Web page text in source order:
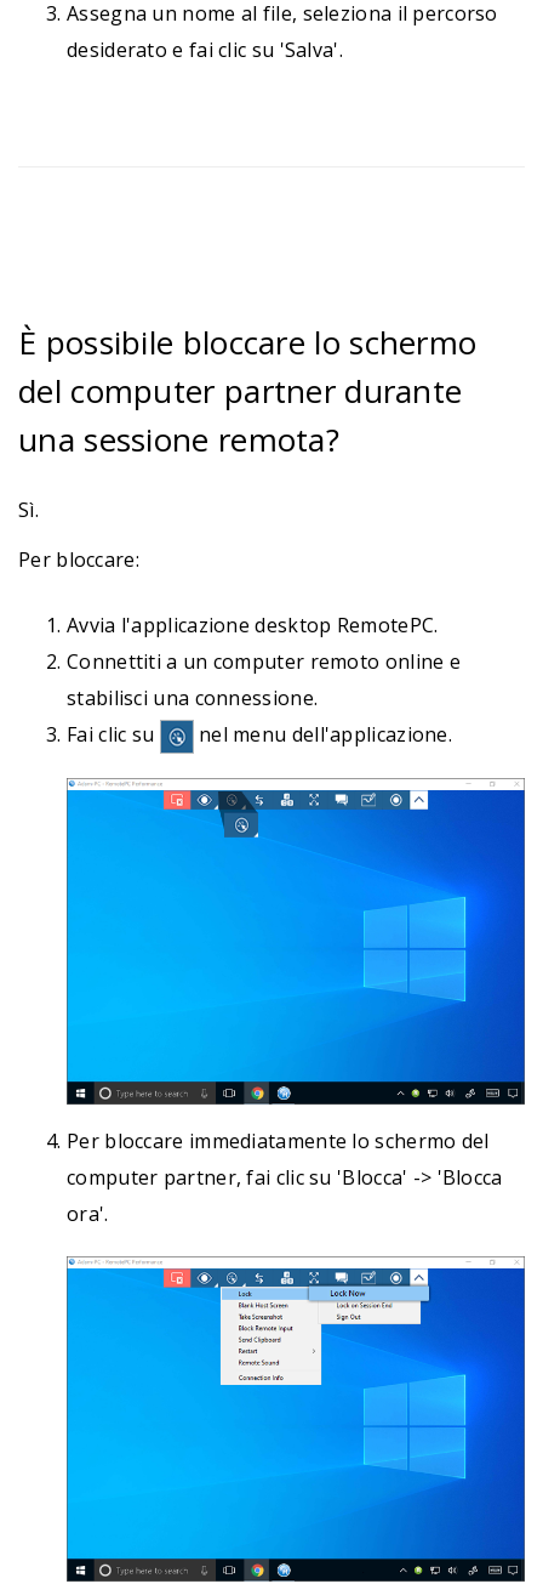
Assegna un nome al file, seleziona il percorso
desiderato e fai clic su 'Salva'.
È possibile bloccare lo schermo
del computer partner durante
una sessione remota?
Sì.
Per bloccare:
Avvia l'applicazione desktop RemotePC.
Connettiti a un computer remoto online e
stabilisci una connessione.
Fai clic su
nel menu dell'applicazione.
Per bloccare immediatamente lo schermo del
computer partner, fai clic su 'Blocca' -> 'Blocca
ora'.